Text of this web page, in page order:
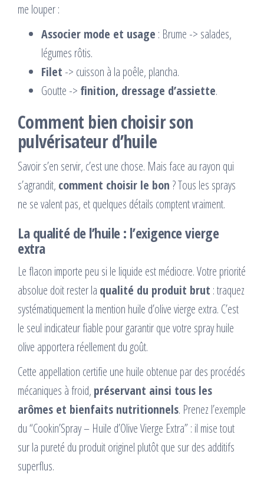
me louper :
Associer mode et usage : Brume -> salades,
légumes rôtis.
Filet -> cuisson à la poêle, plancha.
Goutte -> finition, dressage d’assiette.
Comment bien choisir son
pulvérisateur d’huile
Savoir s’en servir, c’est une chose. Mais face au rayon qui
s’agrandit, comment choisir le bon ? Tous les sprays
ne se valent pas, et quelques détails comptent vraiment.
La qualité de l’huile : l’exigence vierge
extra
Le flacon importe peu si le liquide est médiocre. Votre priorité
absolue doit rester la qualité du produit brut : traquez
systématiquement la mention huile d’olive vierge extra. C’est
le seul indicateur fiable pour garantir que votre spray huile
olive apportera réellement du goût.
Cette appellation certifie une huile obtenue par des procédés
mécaniques à froid, préservant ainsi tous les
arômes et bienfaits nutritionnels. Prenez l’exemple
du “Cookin’Spray – Huile d’Olive Vierge Extra” : il mise tout
sur la pureté du produit originel plutôt que sur des additifs
superflus.